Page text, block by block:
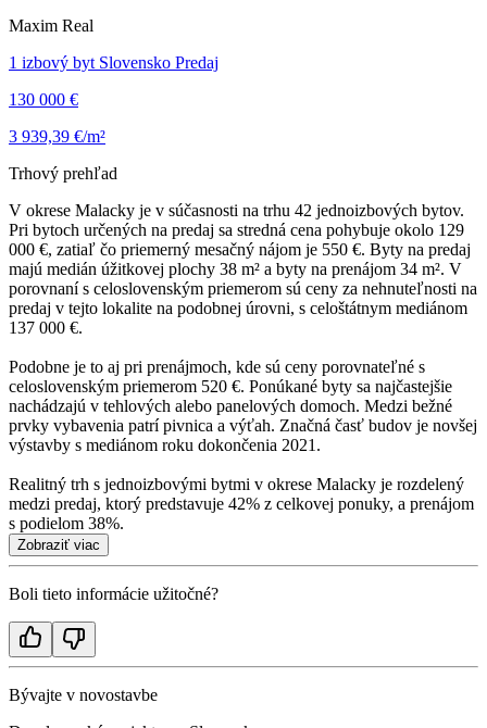
Maxim Real
1 izbový byt Slovensko Predaj
130 000 €
3 939,39 €/m²
Trhový prehľad
V okrese Malacky je v súčasnosti na trhu 42 jednoizbových bytov.
Pri bytoch určených na predaj sa stredná cena pohybuje okolo 129
000 €, zatiaľ čo priemerný mesačný nájom je 550 €. Byty na predaj
majú medián úžitkovej plochy 38 m² a byty na prenájom 34 m². V
porovnaní s celoslovenským priemerom sú ceny za nehnuteľnosti na
predaj v tejto lokalite na podobnej úrovni, s celoštátnym mediánom
137 000 €.
Podobne je to aj pri prenájmoch, kde sú ceny porovnateľné s
celoslovenským priemerom 520 €. Ponúkané byty sa najčastejšie
nachádzajú v tehlových alebo panelových domoch. Medzi bežné
prvky vybavenia patrí pivnica a výťah. Značná časť budov je novšej
výstavby s mediánom roku dokončenia 2021.
Realitný trh s jednoizbovými bytmi v okrese Malacky je rozdelený
medzi predaj, ktorý predstavuje 42% z celkovej ponuky, a prenájom
s podielom 38%.
Zobraziť viac
Boli tieto informácie užitočné?
Bývajte v novostavbe